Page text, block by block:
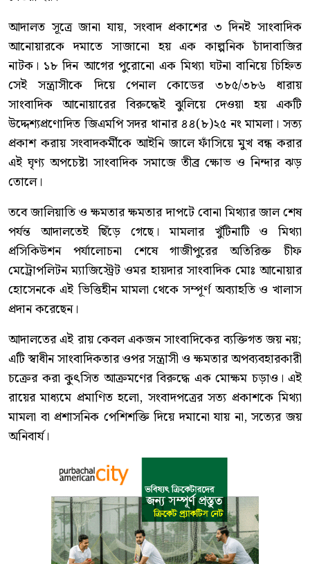
আদালত সূত্রে জানা যায়, সংবাদ প্রকাশের ৩ দিনই সাংবাদিক
আনোয়ারকে দমাতে সাজানো হয় এক কাল্পনিক চাঁদাবাজির
নাটক। ১৮ দিন আগের পুরোনো এক মিথ্যা ঘটনা বানিয়ে চিহ্নিত
সেই সন্ত্রাসীকে দিয়ে পেনাল কোডের ৩৮৫/৩৮৬ ধারায়
সাংবাদিক আনোয়ারের বিরুদ্ধেই ঝুলিয়ে দেওয়া হয় একটি
উদ্দেশ্যপ্রণোদিত জিএমপি সদর থানার ৪৪(৮)২৫ নং মামলা। সত্য
প্রকাশ করায় সংবাদকর্মীকে আইনি জালে ফাঁসিয়ে মুখ বন্ধ করার
এই ঘৃণ্য অপচেষ্টা সাংবাদিক সমাজে তীব্র ক্ষোভ ও নিন্দার ঝড়
তোলে।
তবে জালিয়াতি ও ক্ষমতার ক্ষমতার দাপটে বোনা মিথ্যার জাল শেষ
পর্যন্ত আদালতেই ছিঁড়ে গেছে। মামলার খুঁটিনাটি ও মিথ্যা
প্রসিকিউশন পর্যালোচনা শেষে গাজীপুরের অতিরিক্ত চীফ
মেট্রোপলিটন ম্যাজিস্ট্রেট ওমর হায়দার সাংবাদিক মোঃ আনোয়ার
হোসেনকে এই ভিত্তিহীন মামলা থেকে সম্পূর্ণ অব্যাহতি ও খালাস
প্রদান করেছেন।
আদালতের এই রায় কেবল একজন সাংবাদিকের ব্যক্তিগত জয় নয়;
এটি স্বাধীন সাংবাদিকতার ওপর সন্ত্রাসী ও ক্ষমতার অপব্যবহারকারী
চক্রের করা কুৎসিত আক্রমণের বিরুদ্ধে এক মোক্ষম চড়াও। এই
রায়ের মাধ্যমে প্রমাণিত হলো, সংবাদপত্রের সত্য প্রকাশকে মিথ্যা
মামলা বা প্রশাসনিক পেশিশক্তি দিয়ে দমানো যায় না, সত্যের জয়
অনিবার্য।